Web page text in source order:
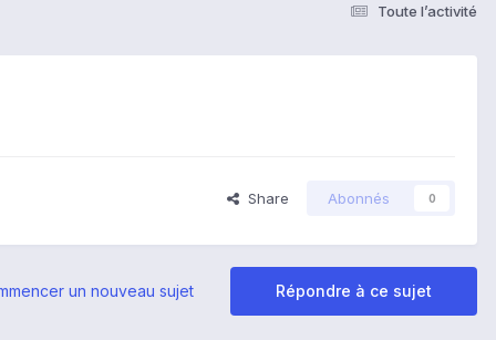
Toute l’activité
Share Abonnés 0
Répondre à ce sujet
un nouveau sujet